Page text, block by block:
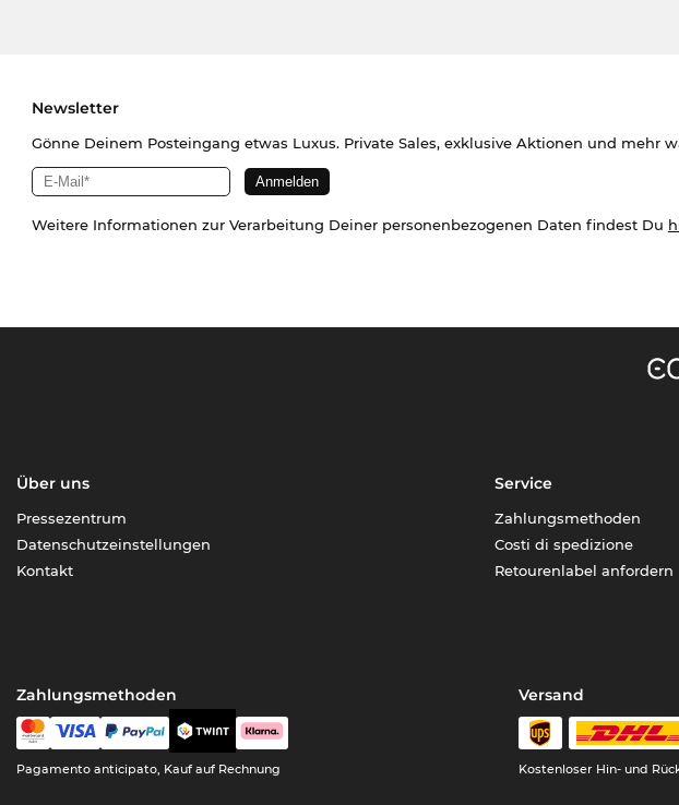
Newsletter
Gönne Deinem Posteingang etwas Luxus. Private Sales, exklusive Aktionen und mehr
Weitere Informationen zur Verarbeitung Deiner personenbezogenen Daten findest Du
Über uns
Pressezentrum
Datenschutzeinstellungen
Kontakt
Service
Zahlungsmethoden
Costi di spedizione
Retourenlabel anfordern
Zahlungsmethoden
Pagamento anticipato, Kauf auf Rechnung
Versand
Kostenloser Hin- und